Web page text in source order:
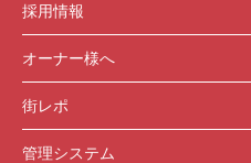
採用情報
オーナー様へ
街レポ
管理システム